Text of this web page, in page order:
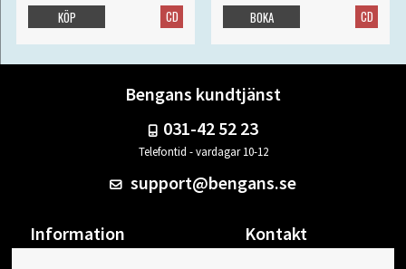
CD
KÖP CD
BOKA
Bengans kundtjänst
031-42 52 23
Telefontid - vardagar 10-12
support@bengans.se
Information Kontakt